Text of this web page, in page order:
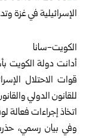
الكويت-سانا
أدانت دولة الكويت
قوات الاحتلال
للقانون الدولي
اتخاذ إجراءات فعالة
وفي بيان رسمي،